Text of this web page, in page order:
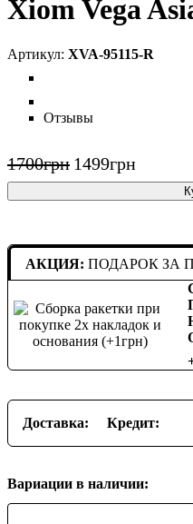
Xiom Vega
XVA-95115-R
Отзывы
1700грн 1499грн
АКЦИЯ: ПОДАРОК ЗА
Доставка: Кредит:
Вариации в наличии: